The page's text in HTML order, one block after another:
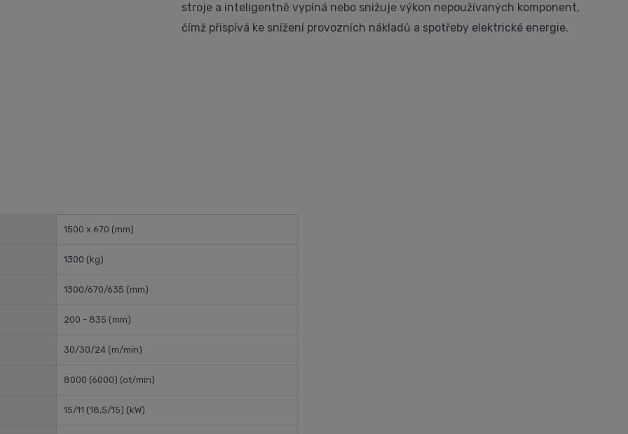
stroje a inteligentně vypíná nebo snižuje výkon nepoužívaných komponent,
čímž přispívá ke snížení provozních nákladů a spotřeby elektrické energie.
1500 x 670 (mm)
1300 (kg)
1300/670/635 (mm)
200 - 835 (mm)
30/30/24 (m/min)
8000 (6000) (ot/min)
15/11 (18,5/15) (kW)